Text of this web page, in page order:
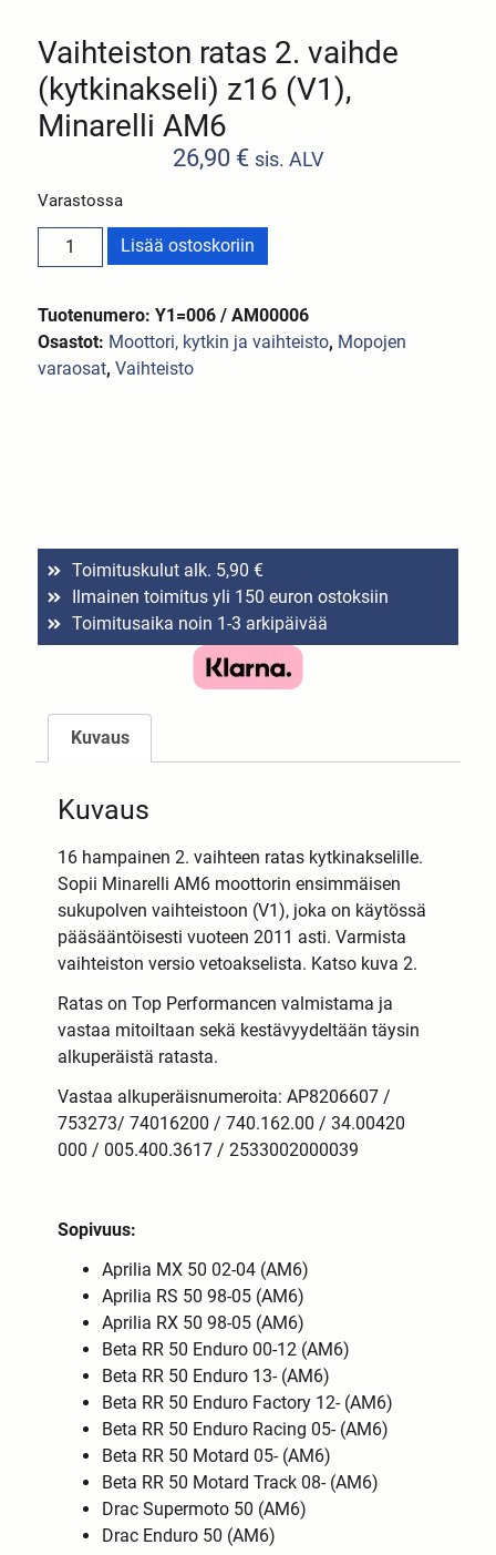
Vaihteiston ratas 2. vaihde
(kytkinakseli) z16 (V1),
Minarelli AM6
26,90 € sis. ALV
Varastossa
Lisää ostoskoriin
Tuotenumero: Y1=006 / AM00006
Osastot: Moottori, kytkin ja vaihteisto, Mopojen
varaosat,Vaihteisto
Toimituskulut alk. 5,90 €
Ilmainen toimitus yli 150 euron ostoksiin
Toimitusaika noin 1-3 arkipäivää
Kuvaus
Kuvaus
16 hampainen 2. vaihteen ratas kytkinakselille.
Sopii Minarelli AM6 moottorin ensimmäisen
sukupolven vaihteistoon (V1), joka on käytössä
pääsääntöisesti vuoteen 2011 asti. Varmista
vaihteiston versio vetoakselista. Katso kuva 2.
Ratas on Top Performancen valmistama ja
vastaa mitoiltaan sekä kestävyydeltään täysin
alkuperäistä ratasta.
Vastaa alkuperäisnumeroita: AP8206607 /
753273/ 74016200 / 740.162.00 / 34.00420
000 / 005.400.3617 / 2533002000039
Sopivuus:
Aprilia MX 50 02-04 (AM6)
Aprilia RS 50 98-05 (AM6)
Aprilia RX 50 98-05 (AM6)
Beta RR 50 Enduro 00-12 (AM6)
Beta RR 50 Enduro 13- (AM6)
Beta RR 50 Enduro Factory 12- (AM6)
Beta RR 50 Enduro Racing 05- (AM6)
Beta RR 50 Motard 05- (AM6)
Beta RR 50 Motard Track 08- (AM6)
Drac Supermoto 50 (AM6)
Drac Enduro 50 (AM6)